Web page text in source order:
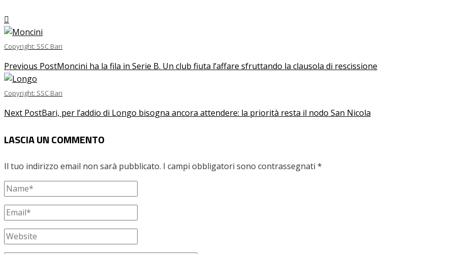
Copyright: SSC Bari
Previous PostMoncini ha la fila in Serie B. Un club fiuta l’affare sfruttando la clausola di rescissione
Copyright: SSC Bari
Next PostBari, per l’addio di Longo bisogna ancora attendere: la priorità resta il nodo San Nicola
LASCIA UN COMMENTO
Il tuo indirizzo email non sarà pubblicato. I campi obbligatori sono contrassegnati *